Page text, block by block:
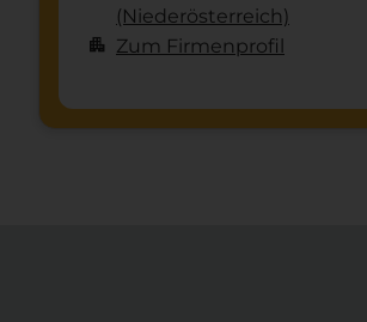
(Nieder­österreich)
apartment Zum Firmenprofil